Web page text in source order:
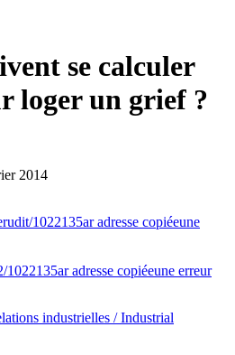
se calculer
loger un grief ?
2014
1022135aradresse copiéeune
1022135aradresse copiéeune erreur
industrielles / Industrial